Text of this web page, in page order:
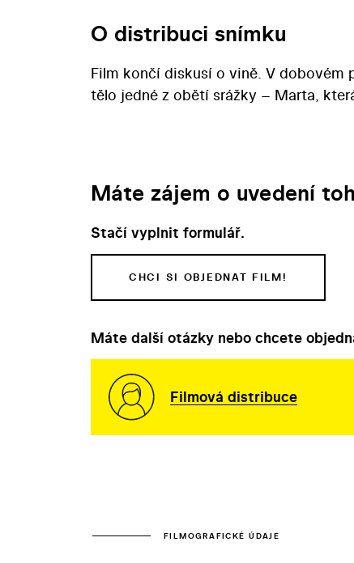
O distribuci snímku
Film končí diskusí o vině. V dobovém
tělo jedné z obětí srážky – Marta,
Máte zájem o uvedení
Stačí vyplnit formulář.
CHCI SI OBJEDNAT FILM!
Máte další otázky nebo chcete
Filmová distribuce
FILMOGRAFICKÉ ÚDAJE